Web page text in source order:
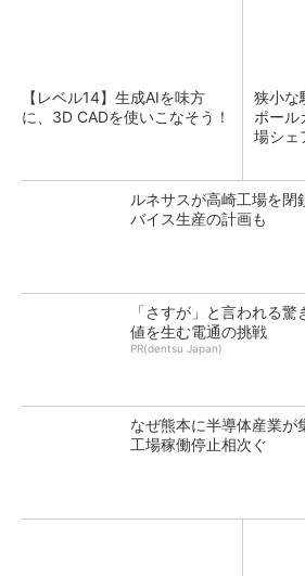
【レベル14】生成AIを味方
に、3D CADを使いこなそう！
狭小な
ポー
場シェ
ルネサスが高崎工場を閉
バイス生産の計画も
「さすが」と言われる
値を生む電通の挑戦
PR(dentsu Japan)
なぜ熊本に半導体産業
工場稼働停止相次ぐ